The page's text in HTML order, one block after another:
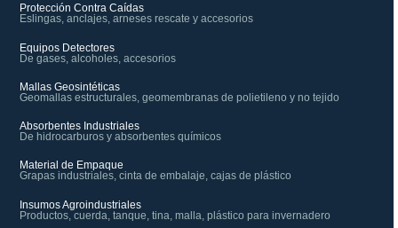
Protección Contra Caídas
Eslingas, anclajes, arneses rescate y accesorios
Equipos Detectores
De gases, alcoholes, accesorios
Mallas Geosintéticas
Geomallas estructurales, geomembranas de polietileno y no tejido
Absorbentes Industriales
De hidrocarburos y absorbentes químicos
Material de Empaque
Grapas industriales, cinta de embalaje, cajas de plástico
Insumos Agroindustriales
Productos, cuerda, tanque, tina, malla, plástico para invernadero